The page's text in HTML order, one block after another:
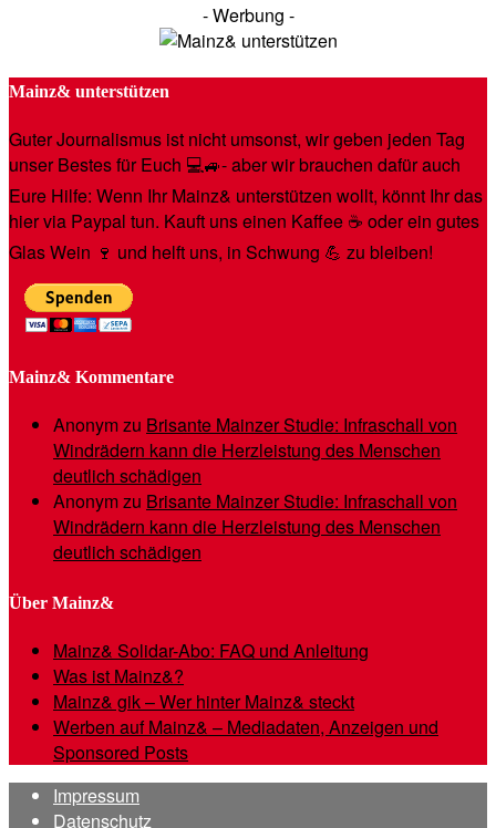
- Werbung -
Mainz& unterstützen
Guter Journalismus ist nicht umsonst, wir geben jeden Tag
unser Bestes für Euch 💻🚙- aber wir brauchen dafür auch
Eure Hilfe: Wenn Ihr Mainz& unterstützen wollt, könnt Ihr das
hier via Paypal tun. Kauft uns einen Kaffee ☕️ oder ein gutes
Glas Wein 🍷 und helft uns, in Schwung 💪 zu bleiben!
Mainz& Kommentare
Anonymzu Brisante Mainzer Studie: Infraschall von
Windrädern kann die Herzleistung des Menschen
deutlich schädigen
Anonymzu Brisante Mainzer Studie: Infraschall von
Windrädern kann die Herzleistung des Menschen
deutlich schädigen
Über Mainz&
Mainz& Solidar-Abo: FAQ und Anleitung
Was ist Mainz&?
Mainz& gik – Wer hinter Mainz& steckt
Werben auf Mainz& – Mediadaten, Anzeigen und
Sponsored Posts
Impressum
Datenschutz